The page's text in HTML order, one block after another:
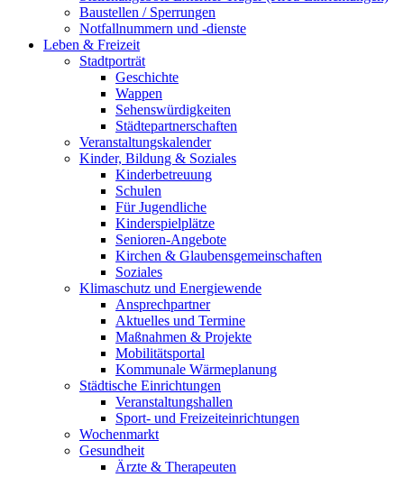
Baustellen / Sperrungen
Notfallnummern und -dienste
Leben & Freizeit
Stadtporträt
Geschichte
Wappen
Sehenswürdigkeiten
Städtepartnerschaften
Veranstaltungskalender
Kinder, Bildung & Soziales
Kinderbetreuung
Schulen
Für Jugendliche
Kinderspielplätze
Senioren-Angebote
Kirchen & Glaubensgemeinschaften
Soziales
Klimaschutz und Energiewende
Ansprechpartner
Aktuelles und Termine
Maßnahmen & Projekte
Mobilitätsportal
Kommunale Wärmeplanung
Städtische Einrichtungen
Veranstaltungshallen
Sport- und Freizeiteinrichtungen
Wochenmarkt
Gesundheit
Ärzte & Therapeuten